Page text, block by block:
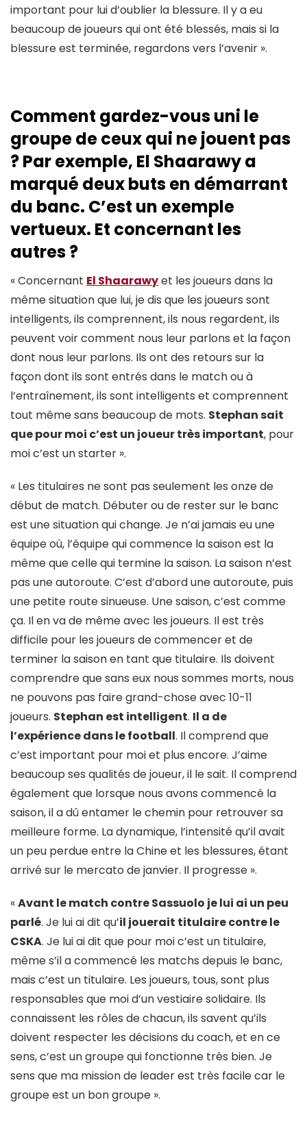
important pour lui d’oublier la blessure. Il y a eu
beaucoup de joueurs qui ont été blessés, mais si la
blessure est terminée, regardons vers l’avenir ».
Comment gardez-vous uni le
groupe de ceux qui ne jouent pas
? Par exemple, El Shaarawy a
marqué deux buts en démarrant
du banc. C’est un exemple
vertueux. Et concernant les
autres ?
« Concernant El Shaarawyet les joueurs dans la
même situation que lui, je dis que les joueurs sont
intelligents, ils comprennent, ils nous regardent, ils
peuvent voir comment nous leur parlons et la façon
dont nous leur parlons. Ils ont des retours sur la
façon dont ils sont entrés dans le match ou à
l’entraînement, ils sont intelligents et comprennent
tout même sans beaucoup de mots. Stephan sait
que pour moi c’est un joueur très important, pour
moi c’est un starter ».
« Les titulaires ne sont pas seulement les onze de
début de match. Débuter ou de rester sur le banc
est une situation qui change. Je n’ai jamais eu une
équipe où, l’équipe qui commence la saison est la
même que celle qui termine la saison. La saison n’est
pas une autoroute. C’est d’abord une autoroute, puis
une petite route sinueuse. Une saison, c’est comme
ça. Il en va de même avec les joueurs. Il est très
difficile pour les joueurs de commencer et de
terminer la saison en tant que titulaire. Ils doivent
comprendre que sans eux nous sommes morts, nous
ne pouvons pas faire grand-chose avec 10-11
joueurs. Stephan est intelligent. Il a de
l’expérience dans le football. Il comprend que
c’est important pour moi et plus encore. J’aime
beaucoup ses qualités de joueur, il le sait. Il comprend
également que lorsque nous avons commencé la
saison, il a dû entamer le chemin pour retrouver sa
meilleure forme. La dynamique, l’intensité qu’il avait
un peu perdue entre la Chine et les blessures, étant
arrivé sur le mercato de janvier. Il progresse ».
«Avant le match contre Sassuolo je lui ai un peu
parlé. Je lui ai dit qu’il jouerait titulaire contre le
CSKA. Je lui ai dit que pour moi c’est un titulaire,
même s’il a commencé les matchs depuis le banc,
mais c’est un titulaire. Les joueurs, tous, sont plus
responsables que moi d’un vestiaire solidaire. Ils
connaissent les rôles de chacun, ils savent qu’ils
doivent respecter les décisions du coach, et en ce
sens, c’est un groupe qui fonctionne très bien. Je
sens que ma mission de leader est très facile car le
groupe est un bon groupe ».